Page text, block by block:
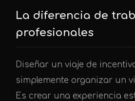
La diferencia de
profesionales
Diseñar un viaje de
simplemente organizar un
Es crear una experiencia